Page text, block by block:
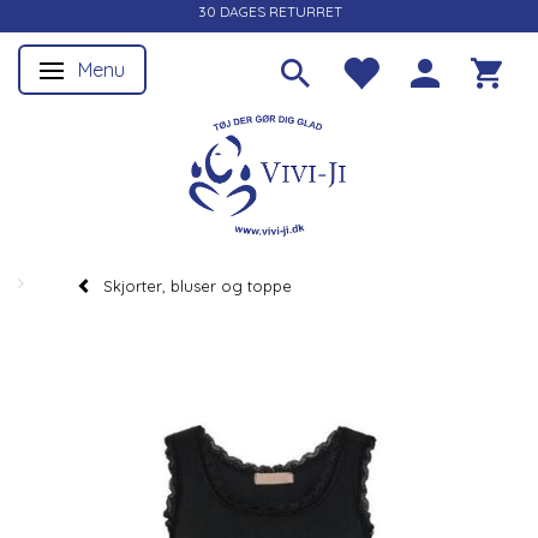
30 DAGES RETURRET
Skifte navigation
Menu
Skjorter, bluser og toppe